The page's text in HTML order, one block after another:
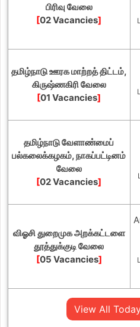
பிரிவு வேலை
[02 Vacancies]
தமிழ்நாடு ஊரக மாற்றத் திட்டம்,
கிருஷ்ணகிரி வேலை
[01 Vacancies]
தமிழ்நாடு வேளாண்மைப்
பல்கலைக்கழகம், நாகப்பட்டினம்
வேலை
[02 Vacancies]
விஓசி துறைமுக அறக்கட்டளை
தூத்துக்குடி வேலை
[05 Vacancies]
View All